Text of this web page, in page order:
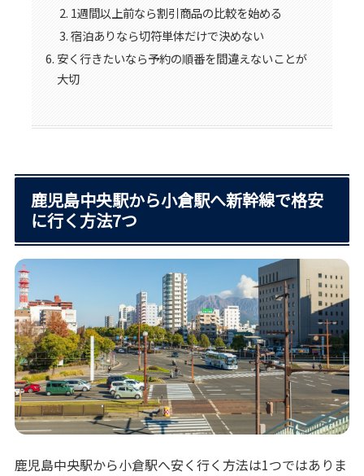
1週間以上前なら割引商品の比較を始める
宿泊ありなら切符単体だけで決めない
安く行きたいなら予約の順番を間違えないことが
大切
鹿児島中央駅から小倉駅へ新幹線で格安
に行く方法7つ
鹿児島中央駅から小倉駅へ安く行く方法は1つではありま